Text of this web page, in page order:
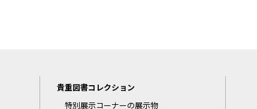
貴重図書コレクション
特別展示コーナーの展示物